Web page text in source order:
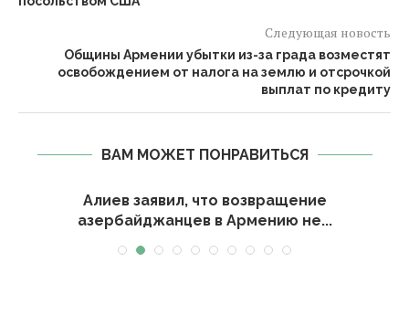
Следующая новость
Общины Армении убытки из-за града возместят
освобождением от налога на землю и отсрочкой
выплат по кредиту
ВАМ МОЖЕТ ПОНРАВИТЬСЯ
Алиев заявил, что возвращение
азербайджанцев в Армению не...